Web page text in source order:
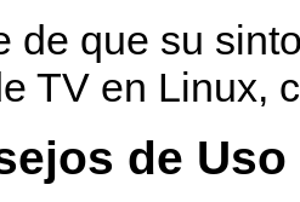
de que su
TV en Linux,
de Uso